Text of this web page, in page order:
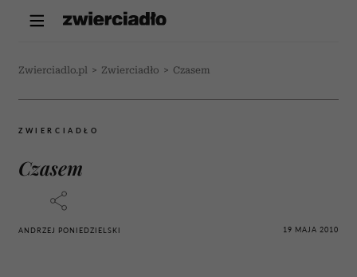
Zwierciadlo.pl > Zwierciadło > Czasem
ZWIERCIADŁO
Czasem
ANDRZEJ PONIEDZIELSKI 19 MAJA 2010